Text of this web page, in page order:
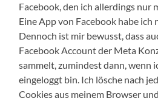
Facebook, den ich allerdings nur
Eine App von Facebook habe
Dennoch ist mir bewusst, dass
Facebook Account der Meta
sammelt, zumindest dann, wenn
eingeloggt bin. Ich lösche nach
Cookies aus meinem Browser